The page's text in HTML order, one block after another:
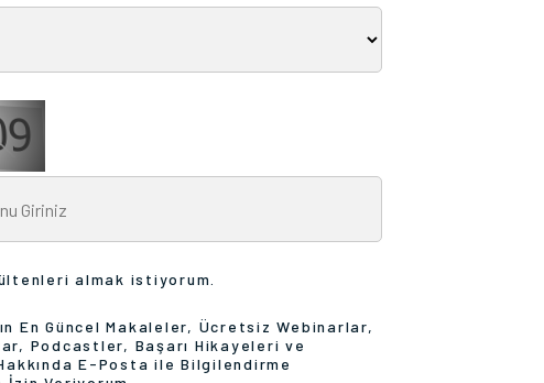
almak istiyorum.
En Güncel Makaleler, Ücretsiz Webinarlar,
Podcastler, Başarı Hikayeleri ve
E-Posta ile Bilgilendirme